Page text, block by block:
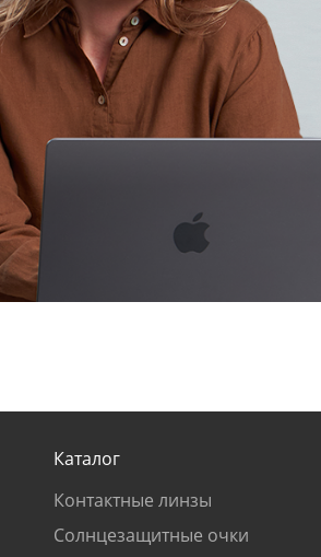
Каталог
Контактные линзы
Солнцезащитные очки